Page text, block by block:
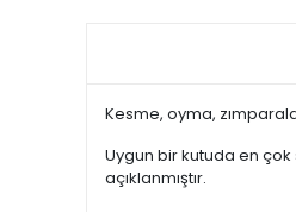
Kesme, oyma,
Uygun bir kutuda en
açıklanmıştır.